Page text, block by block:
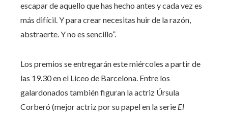
escapar de aquello que has hecho antes y cada vez es
más difícil. Y para crear necesitas huir de la razón,
abstraerte. Y no es sencillo”.
Los premios se entregarán este miércoles a partir de
las 19.30 en el Liceo de Barcelona. Entre los
galardonados también figuran la actriz Úrsula
Corberó (mejor actriz por su papel en la serie El